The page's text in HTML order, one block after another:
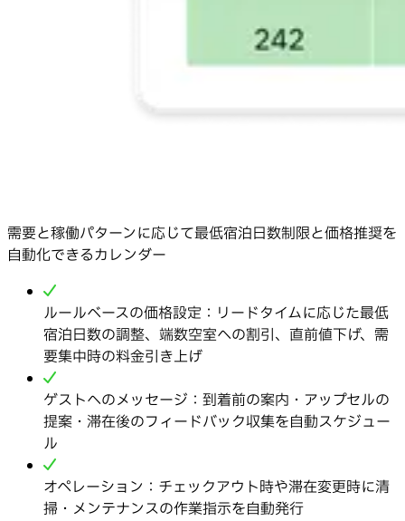
需要と稼働パターンに応じて最低宿泊日数制限と価格推奨を
自動化できるカレンダー
ルールベースの価格設定：リードタイムに応じた最低
宿泊日数の調整、端数空室への割引、直前値下げ、需
要集中時の料金引き上げ
ゲストへのメッセージ：到着前の案内・アップセルの
提案・滞在後のフィードバック収集を自動スケジュー
ル
オペレーション：チェックアウト時や滞在変更時に清
掃・メンテナンスの作業指示を自動発行